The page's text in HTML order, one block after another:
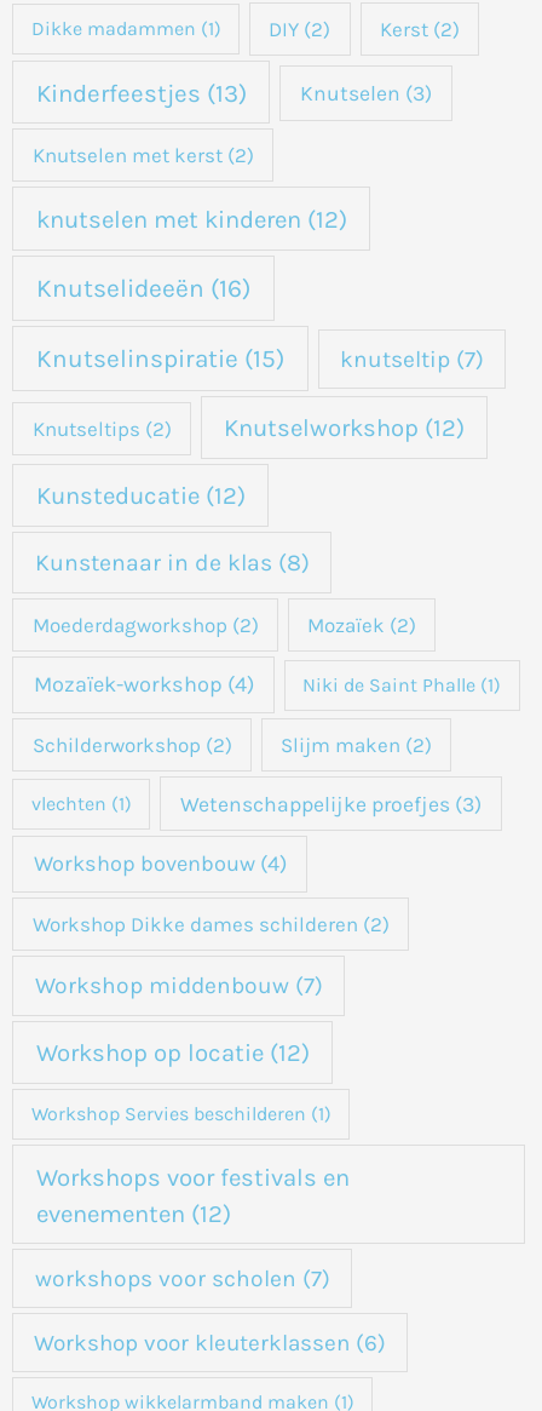
Dikke madammen (1) DIY (2) Kerst(2)
Kinderfeestjes (13) Knutselen (3)
Knutselen met kerst(2)
knutselen met kinderen (12)
Knutselideeën (16)
Knutselinspiratie (15) knutseltip (7)
Knutseltips (2) Knutselworkshop (12)
Kunsteducatie(12)
Kunstenaar in de klas (8)
Moederdagworkshop (2) Mozaïek (2)
Mozaïek-workshop (4) Niki de Saint Phalle (1)
Schilderworkshop (2) Slijm maken (2)
vlechten (1) Wetenschappelijke proefjes (3)
Workshop bovenbouw(4)
Workshop Dikke dames schilderen (2)
Workshop middenbouw(7)
Workshop op locatie(12)
Workshop Servies beschilderen (1)
Workshops voor festivals en
evenementen (12)
workshops voor scholen (7)
Workshop voor kleuterklassen (6)
Workshop wikkelarmband maken (1)